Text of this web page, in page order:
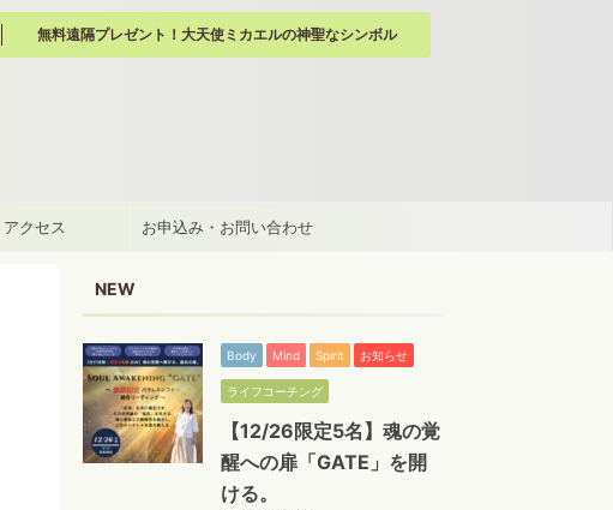
無料遠隔プレゼント！大天使ミカエルの神聖なシンボル
アクセス お申込み・お問い合わせ
NEW
Body Mind Spirit お知らせ
ライフコーチング
【12/26限定5名】魂の覚
醒への扉「GATE」を開
ける。